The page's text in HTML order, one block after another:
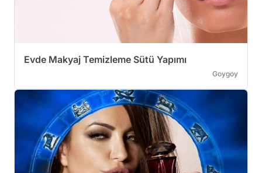
Evde Makyaj Temizleme Sütü Yapımı
Goygoy